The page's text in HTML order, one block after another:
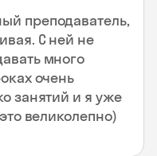
преподаватель,
С ней не
много
очень
занятий и я уже
великолепно)